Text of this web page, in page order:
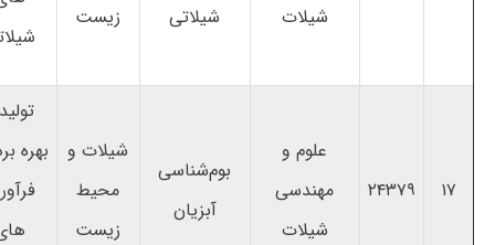
شیلات
شیلاتی
زیست
۱۷ ۲۴۳۷۹
علوم و
مهندسی
شیلات
بوم‌شناسی
آبزیان
شیلات و
محیط
زیست
بهره